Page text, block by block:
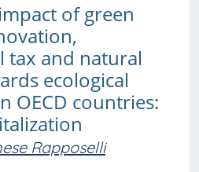
of green
tax and natural
ecological
OECD countries:
Rapposelli